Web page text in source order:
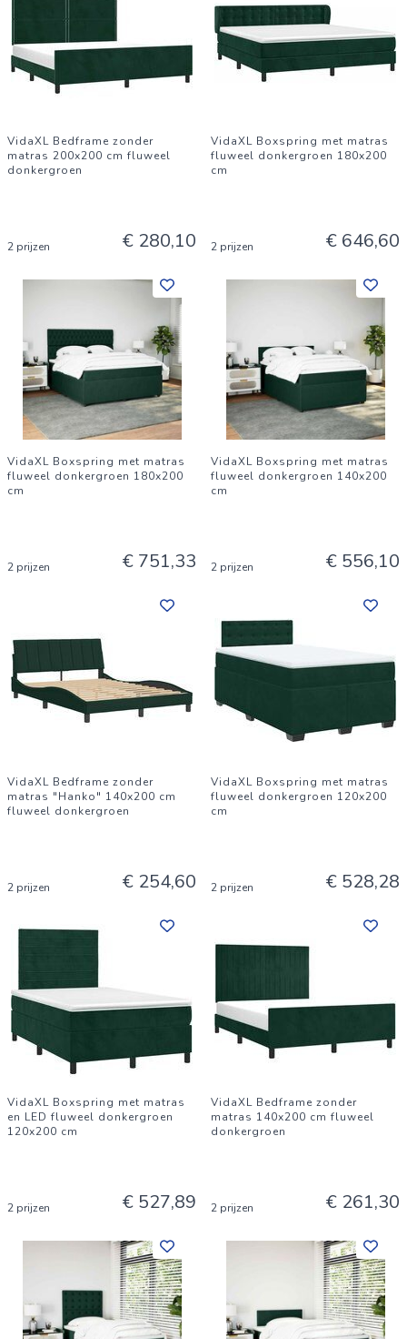
VidaXL Bedframe zonder
matras 200x200 cm fluweel
donkergroen
2 prijzen € 280,10
VidaXL Boxspring met matras
fluweel donkergroen 180x200
cm
2 prijzen € 646,60
VidaXL Boxspring met matras
fluweel donkergroen 180x200
cm
2 prijzen € 751,33
VidaXL Boxspring met matras
fluweel donkergroen 140x200
cm
2 prijzen € 556,10
VidaXL Bedframe zonder
matras "Hanko" 140x200 cm
fluweel donkergroen
2 prijzen € 254,60
VidaXL Boxspring met matras
fluweel donkergroen 120x200
cm
2 prijzen € 528,28
VidaXL Boxspring met matras
en LED fluweel donkergroen
120x200 cm
2 prijzen € 527,89
VidaXL Bedframe zonder
matras 140x200 cm fluweel
donkergroen
2 prijzen € 261,30